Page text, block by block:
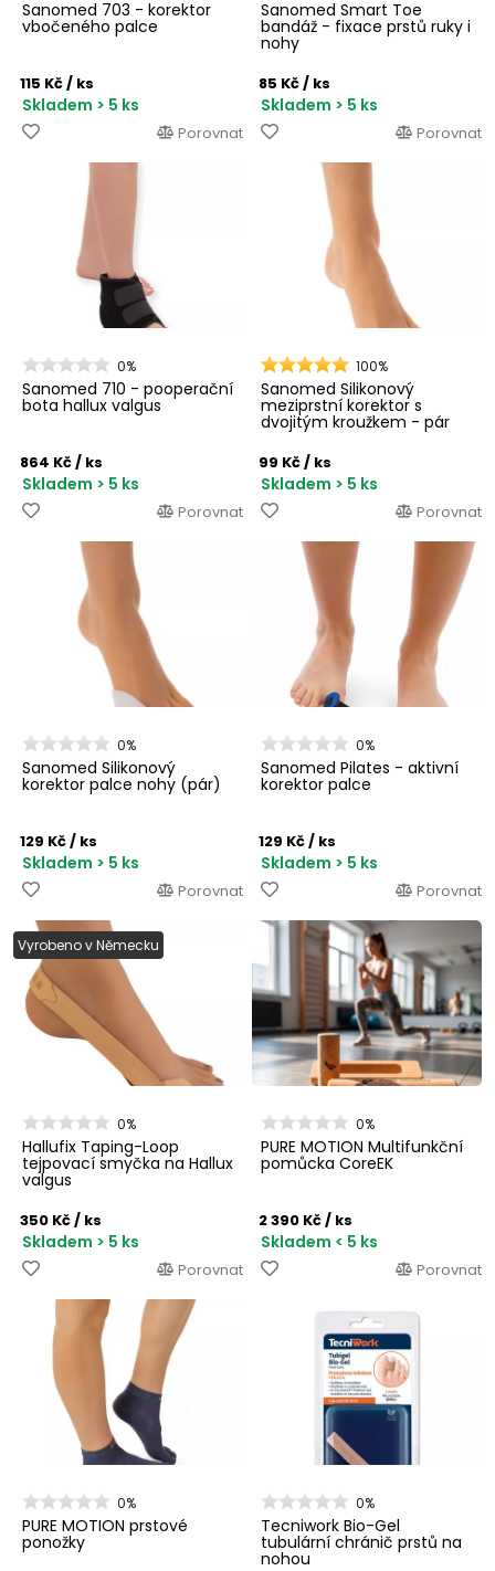
Sanomed 703 - korektor
vbočeného palce
115 Kč/ ks
Skladem > 5 ks
Porovnat
Sanomed Smart Toe
bandáž - fixace prstů ruky i
nohy
85 Kč/ ks
Skladem > 5 ks
Porovnat
0%
Sanomed 710 - pooperační
bota hallux valgus
864 Kč/ ks
Skladem > 5 ks
Porovnat
100%
Sanomed Silikonový
meziprstní korektor s
dvojitým kroužkem - pár
99 Kč/ ks
Skladem > 5 ks
Porovnat
0%
Sanomed Silikonový
korektor palce nohy (pár)
129 Kč/ ks
Skladem > 5 ks
Porovnat
0%
Sanomed Pilates - aktivní
korektor palce
129 Kč/ ks
Skladem > 5 ks
Porovnat
Vyrobeno v Německu
0%
Hallufix Taping-Loop
tejpovací smyčka na Hallux
valgus
350 Kč/ ks
Skladem > 5 ks
Porovnat
0%
PURE MOTION Multifunkční
pomůcka CoreEK
2 390 Kč/ ks
Skladem < 5 ks
Porovnat
0%
PURE MOTION prstové
ponožky
0%
Tecniwork Bio-Gel
tubulární chránič prstů na
nohou